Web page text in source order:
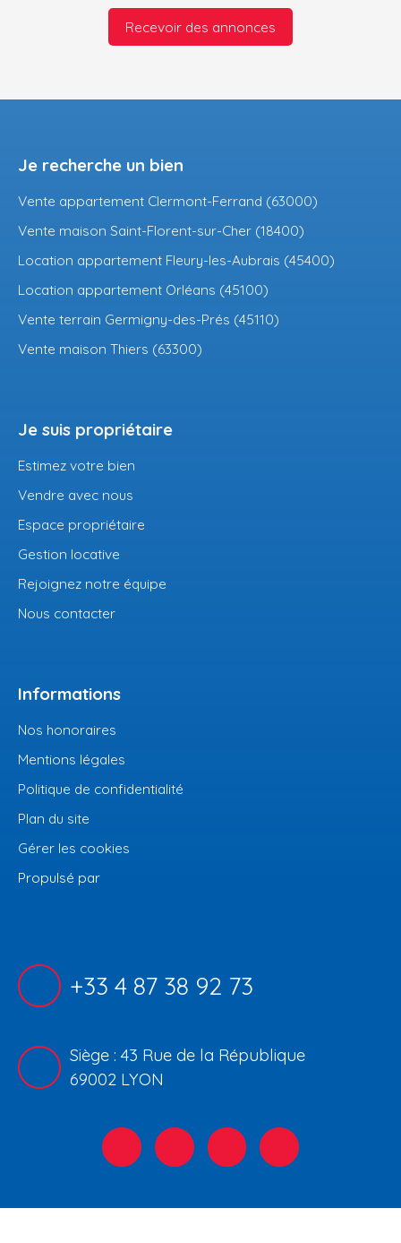
Recevoir des annonces
Je recherche un bien
Vente appartement Clermont-Ferrand (63000)
Vente maison Saint-Florent-sur-Cher (18400)
Location appartement Fleury-les-Aubrais (45400)
Location appartement Orléans (45100)
Vente terrain Germigny-des-Prés (45110)
Vente maison Thiers (63300)
Je suis propriétaire
Estimez votre bien
Vendre avec nous
Espace propriétaire
Gestion locative
Rejoignez notre équipe
Nous contacter
Informations
Nos honoraires
Mentions légales
Politique de confidentialité
Plan du site
Gérer les cookies
Propulsé par
+33 4 87 38 92 73
Siège : 43 Rue de la République
69002 LYON